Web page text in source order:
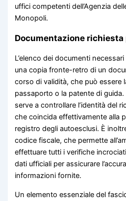
uffici competenti dell’Agenzia
Monopoli.
Documentazione richiesta
L’elenco dei documenti
una copia fronte-retro di un
corso di validità, che può essere
passaporto o la patente di
serve a controllare l’identità del
che coincida effettivamente alla
registro degli autoesclusi. È
codice fiscale, che permette
effettuare tutti i verifiche
dati ufficiali per assicurare
informazioni fornite.
Un elemento essenziale del